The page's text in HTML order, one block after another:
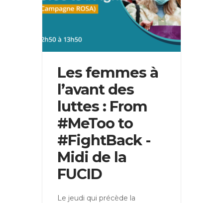
Les femmes à
l’avant des
luttes : From
#MeToo to
#FightBack -
Midi de la
FUCID
Le jeudi qui précède la